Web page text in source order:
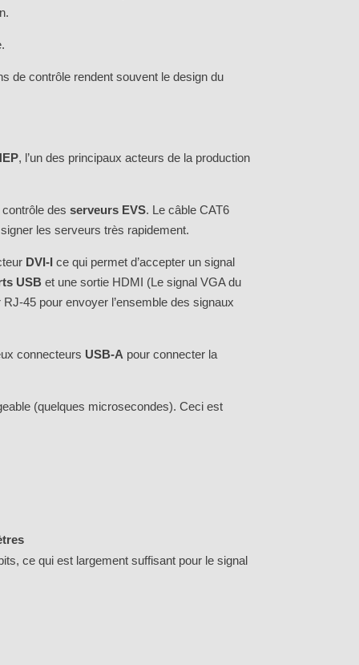
de contrôle rendent souvent le design du
, l’un des principaux acteurs de la production
contrôle desserveurs EVS. Le câble CAT6
les serveurs très rapidement.
DVI-I ce qui permet d’accepter un signal
USB et une sortie HDMI (Le signal VGA du
45 pour envoyer l’ensemble des signaux
connecteurs USB-A pour connecter la
(quelques microsecondes). Ceci est
ce qui est largement suffisant pour le signal